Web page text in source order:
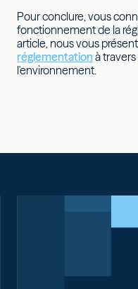
Pour conclure, vous
fonctionnement de la
article, nous vous
réglementation à
l'environnement.